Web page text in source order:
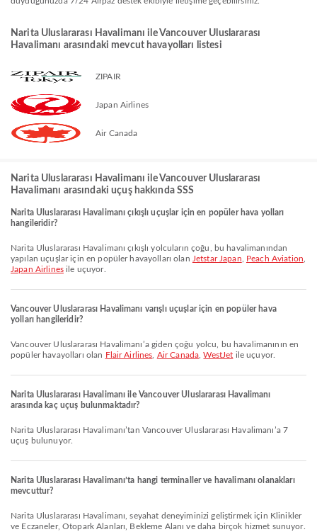
Narita Uluslararası Havalimanı ile Vancouver Uluslararası
Havalimanı arasındaki mevcut havayolları listesi
ZIPAIR
Japan Airlines
Air Canada
Narita Uluslararası Havalimanı ile Vancouver Uluslararası
Havalimanı arasındaki uçuş hakkında SSS
Narita Uluslararası Havalimanı çıkışlı uçuşlar için en popüler hava yolları
hangileridir?
Narita Uluslararası Havalimanı çıkışlı yolcuların çoğu, bu havalimanından
yapılan uçuşlar için en popüler havayolları olan Jetstar Japan Peach Aviation
Japan Airlinesile uçuyor.
Vancouver Uluslararası Havalimanı varışlı uçuşlar için en popüler hava
yolları hangileridir?
Vancouver Uluslararası Havalimanı’a giden çoğu yolcu, bu havalimanının en
popüler havayolları olan Flair Airlines Air Canada ,WestJet ile uçuyor.
Narita Uluslararası Havalimanı ile Vancouver Uluslararası Havalimanı
arasında kaç uçuş bulunmaktadır?
Narita Uluslararası Havalimanı’tan Vancouver Uluslararası Havalimanı’a 7
uçuş bulunuyor.
Narita Uluslararası Havalimanı’ta hangi terminaller ve havalimanı olanakları
mevcuttur?
Narita Uluslararası Havalimanı, seyahat deneyiminizi geliştirmek için Klinikler
ve Eczaneler, Otopark Alanları, Bekleme Alanı ve daha birçok hizmet sunuyor.